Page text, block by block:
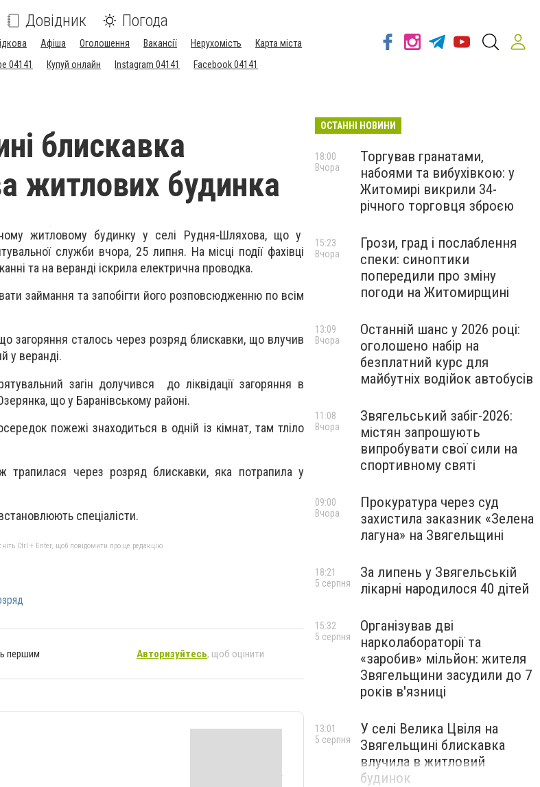
Довідник Погода
Афіша Оголошення Вакансії Нерухомість
Карта міста
04141 Купуй онлайн Instagram 04141 Facebook 04141
блискавка
житлових будинка
житловому будинку у селі Рудня-Шляхова, що у
служби вчора, 25 липня. На місці події фахівці
та на веранді іскрила електрична проводка.
займання та запобігти його розповсюдженню по всім
загоряння сталось через розряд блискавки, що влучив
у веранді.
загін долучився до ліквідації загоряння в
що у Баранівському районі.
пожежі знаходиться в одній із кімнат, там тліло
через розряд блискавки, яка потрапила у
спеціалісти.
Ctrl + Enter, щоб повідомити про це редакцію
першим Авторизуйтесь, щоб оцінити
ОСТАННІ НОВИНИ
Торгував гранатами,
набоями та вибухівкою: у
Житомирі викрили 34-
річного торговця зброєю
18:00
Вчора
Грози, град і послаблення
спеки: синоптики
попередили про зміну
погоди на Житомирщині
15:23
Вчора
Останній шанс у 2026 році:
оголошено набір на
безплатний курс для
майбутніх водійок автобусів
13:09
Вчора
Звягельський забіг-2026:
містян запрошують
випробувати свої сили на
спортивному святі
11:08
Вчора
Прокуратура через суд
захистила заказник «Зелена
лагуна» на Звягельщині
09:00
Вчора
За липень у Звягельській
лікарні народилося 40 дітей
18:21
5 серпня
Організував дві
нарколабораторії та
«заробив» мільйон: жителя
Звягельщини засудили до 7
років в'язниці
15:32
5 серпня
У селі Велика Цвіля на
Звягельщині блискавка
влучила в житловий
будинок
13:01
5 серпня